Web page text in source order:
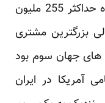
دریافت کرده است. اما حکومت شاه حداکثر 255 ملیون
بزرگترین مشتری
های جهان سوم بود
نظامی آمریکا در ایران